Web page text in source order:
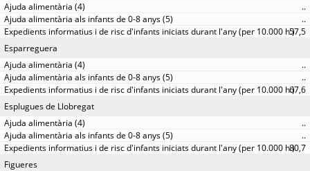
..
..
57,5
Esparreguera
..
..
67,6
Esplugues de Llobregat
..
..
80,7
Figueres